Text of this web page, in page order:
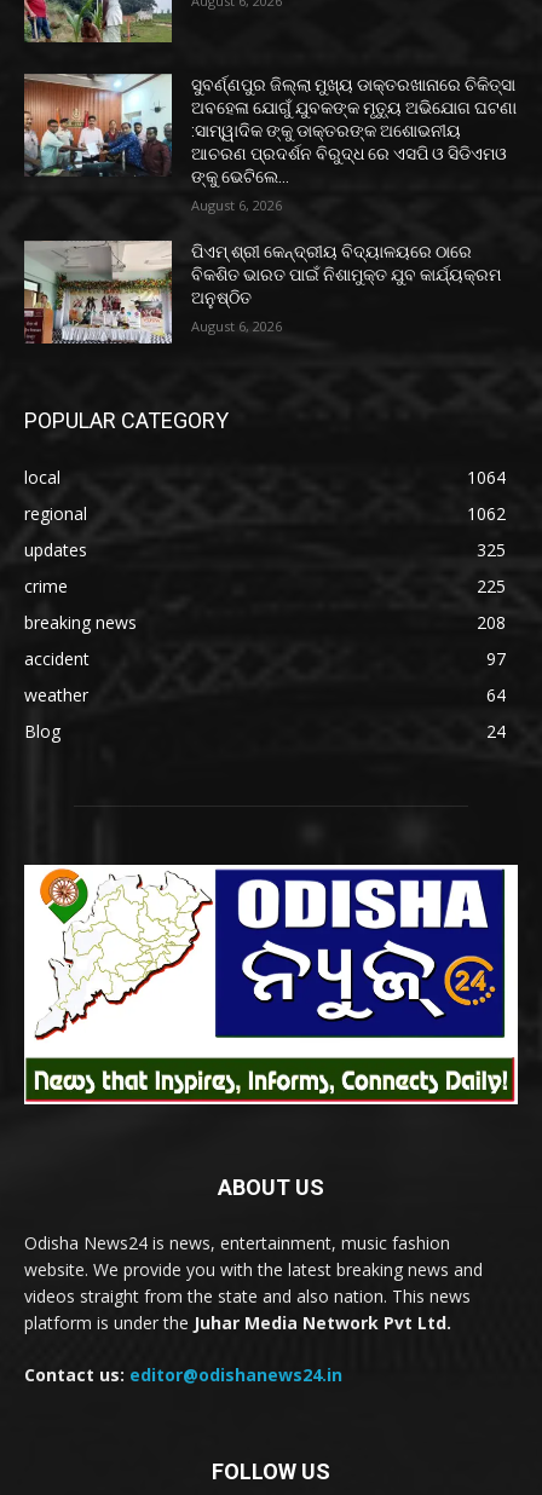
ସୁବର୍ଣ୍ଣପୁର ଜିଲ୍ଲା ମୁଖ୍ୟ ଡାକ୍ତରଖାନାରେ ଚିକିତ୍ସା
ଅବହେଳା ଯୋଗୁଁ ଯୁବକଙ୍କ ମୃତ୍ୟୁ ଅଭିଯୋଗ ଘଟଣା
:ସାମ୍ୱାଦିକ ଙ୍କୁ ଡାକ୍ତରଙ୍କ ଅଶୋଭନୀୟ
ଆଚରଣ ପ୍ରଦର୍ଶନ ବିରୁଦ୍ଧ ରେ ଏସପି ଓ ସିଡିଏମଓ
ଙ୍କୁ ଭେଟିଲେ...
August 6, 2026
ପିଏମ୍ ଶ୍ରୀ କେନ୍ଦ୍ରୀୟ ବିଦ୍ୟାଳୟରେ ଠାରେ
ବିକଶିତ ଭାରତ ପାଇଁ ନିଶାମୁକ୍ତ ଯୁବ କାର୍ଯ୍ୟକ୍ରମ
ଅନୁଷ୍ଠିତ
August 6, 2026
POPULAR CATEGORY
local
1064
regional
1062
updates
325
crime
225
breaking news
208
accident
97
weather
64
Blog
24
ABOUT US
Odisha News24 is news, entertainment, music fashion
website. We provide you with the latest breaking news and
videos straight from the state and also nation. This news
platform is under the Juhar Media Network Pvt Ltd.
Contact us: editor@odishanews24.in
FOLLOW US